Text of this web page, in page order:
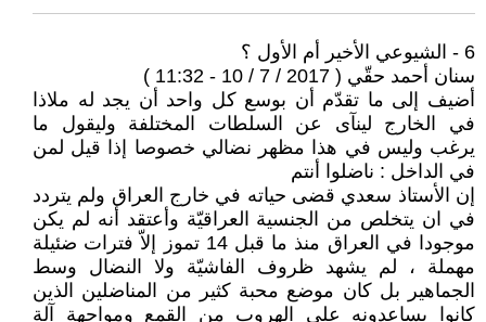
6 - الشيوعي الأخير أم الأول ؟
سنان أحمد حقّي ( 2017 / 7 / 10 - 11:32 )
أضيف إلى ما تقدّم أن بوسع كل واحد أن يجد له ملاذا
في الخارج لينآى عن السلطات المختلفة وليقول ما
يرغب وليس في هذا مظهر نضالي خصوصا إذا قيل لمن
في الداخل : ناضلوا أنتم
إن الأستاذ سعدي قضى حياته في خارج العراق ولم يتردد
في ان يتخلص من الجنسية العراقيّة وأعتقد أنه لم يكن
موجودا في العراق منذ ما قبل 14 تموز إلاّ فترات ضئيلة
مهملة ، لم يشهد ظروف الفاشيّة ولا النضال وسط
الجماهير بل كان موضع محبة كثير من المناضلين الذين
كانوا يساعدونه على الهروب من القمع ومواجهة آلة